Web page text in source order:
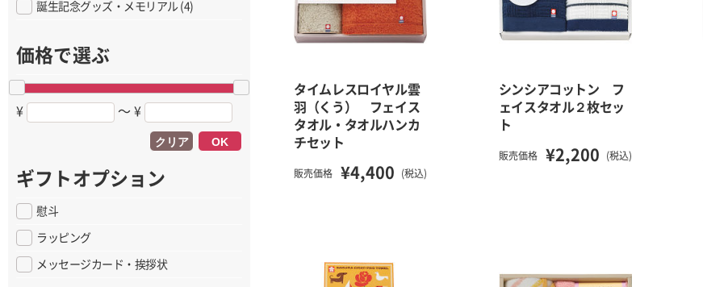
タイムレスロイヤル雲
羽（くう） フェイス
タオル・タオルハンカ
チセット
販売価格 ¥4,400 (税込)
シンシアコットン フ
ェイスタオル２枚セッ
ト
販売価格 ¥2,200 (税込)
誕生記念グッズ・メモリアル (4)
価格で選ぶ
¥ 〜 ¥
OK
クリア
ギフトオプション
慰斗
ラッピング
メッセージカード・挨拶状